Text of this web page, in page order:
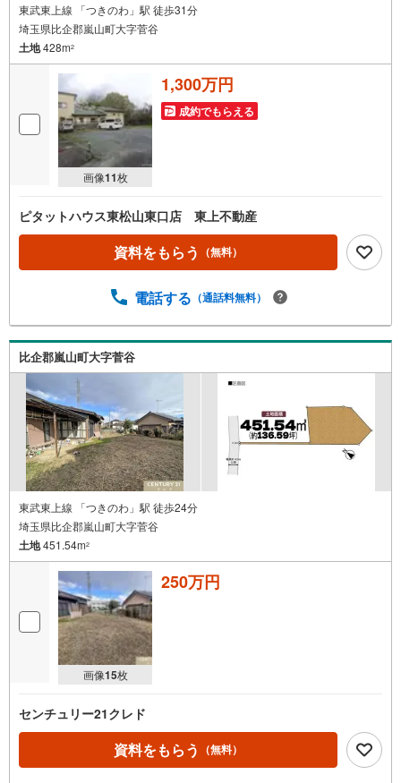
東武東上線 「つきのわ」駅 徒歩31分
埼玉県比企郡嵐山町大字菅谷
土地428m2
画像11枚
1,300万円
成約でもらえる
ピタットハウス東松山東口店 東上不動産
資料をもらう （無料）
電話する （通話料無料）
比企郡嵐山町大字菅谷
東武東上線 「つきのわ」駅 徒歩24分
埼玉県比企郡嵐山町大字菅谷
土地451.54m2
画像15枚
250万円
センチュリー21クレド
資料をもらう （無料）